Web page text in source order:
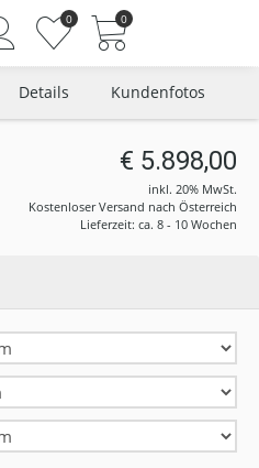
0 0
Details Kundenfotos
€ 5.898,00
inkl. 20% MwSt.
Kostenloser Versand nach Österreich
Lieferzeit: ca. 8 - 10 Wochen